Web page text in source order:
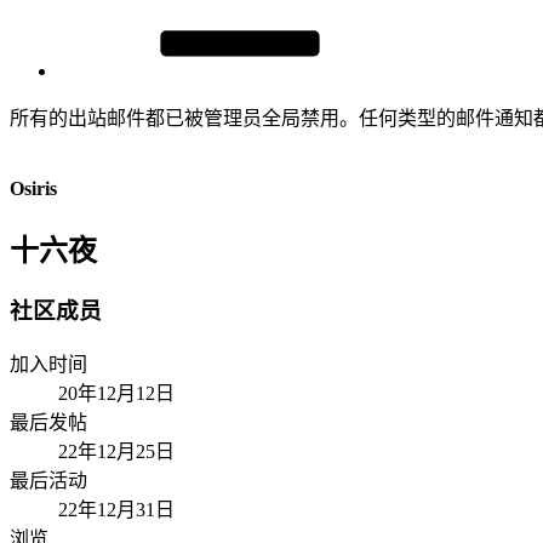
所有的出站邮件都已被管理员全局禁用。任何类型的邮件通知
Osiris
十六夜
社区成员
加入时间
20年12月12日
最后发帖
22年12月25日
最后活动
22年12月31日